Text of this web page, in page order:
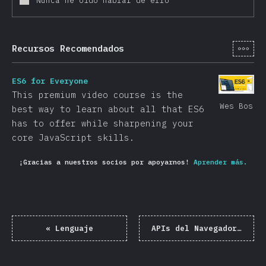
Recursos Recomendados [es-
Wes Bos
ES6 for Everyone
This premium video course is the
best way to learn about all that ES6
has to offer while sharpening your
core JavaScript skills.
¡Gracias a nuestros socios por apoyarnos! Aprender más.
« Lenguaje APIs del Navegador
»